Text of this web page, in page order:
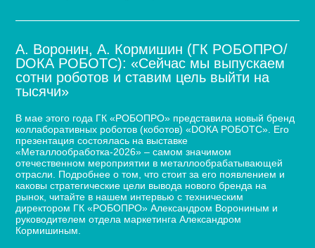
А. Воронин, А. Кормишин (ГК РОБОПРО/
DOКА РОБОТС): «Сейчас мы выпускаем
сотни роботов и ставим цель выйти на
тысячи»
В мае этого года ГК «РОБОПРО» представила новый бренд
коллаборативных роботов (коботов) «DОКА РОБОТС». Его
презентация состоялась на выставке
«Металлообработка-2026» – самом значимом
отечественном мероприятии в металлообрабатывающей
отрасли. Подробнее о том, что стоит за его появлением и
каковы стратегические цели вывода нового бренда на
рынок, читайте в нашем интервью с техническим
директором ГК «РОБОПРО» Александром Ворониным и
руководителем отдела маркетинга Александром
Кормишиным.